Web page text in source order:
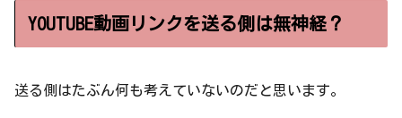
YOUTUBE動画リンクを送る側は無神経？
送る側はたぶん何も考えていないのだと思います。